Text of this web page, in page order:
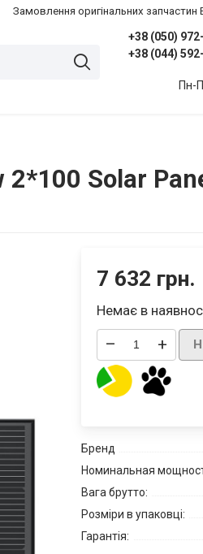
Замовлення оригінальних запчастин
+38 (050)
+38 (044)
Пн-
2*100 Solar
7 632 грн.
Немає в
– +
Бренд
Номинальная
Вага брутто:
Розміри в упаковці:
Гарантія: